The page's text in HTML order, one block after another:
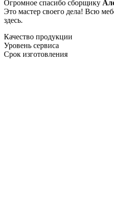
Огромное спасибо сборщику
Это мастер своего дела! Всю
здесь.
Качество продукции
Уровень сервиса
Срок изготовления